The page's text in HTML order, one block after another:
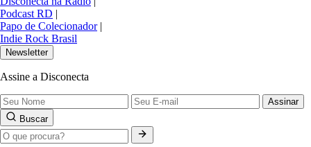
Podcast RD |
Papo de Colecionador |
Indie Rock Brasil
Newsletter
Assine a Disconecta
Assinar
Buscar